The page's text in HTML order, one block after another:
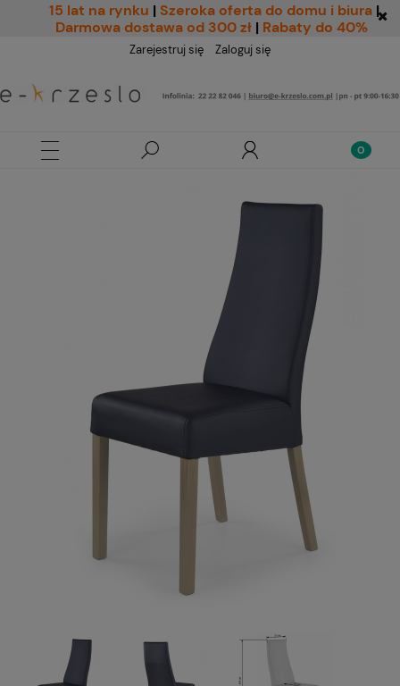
15 lat na rynku | Szeroka oferta do domu i biura |
Darmowa dostawa od 300 zł | Rabaty do 40%
Zarejestruj się Zaloguj się